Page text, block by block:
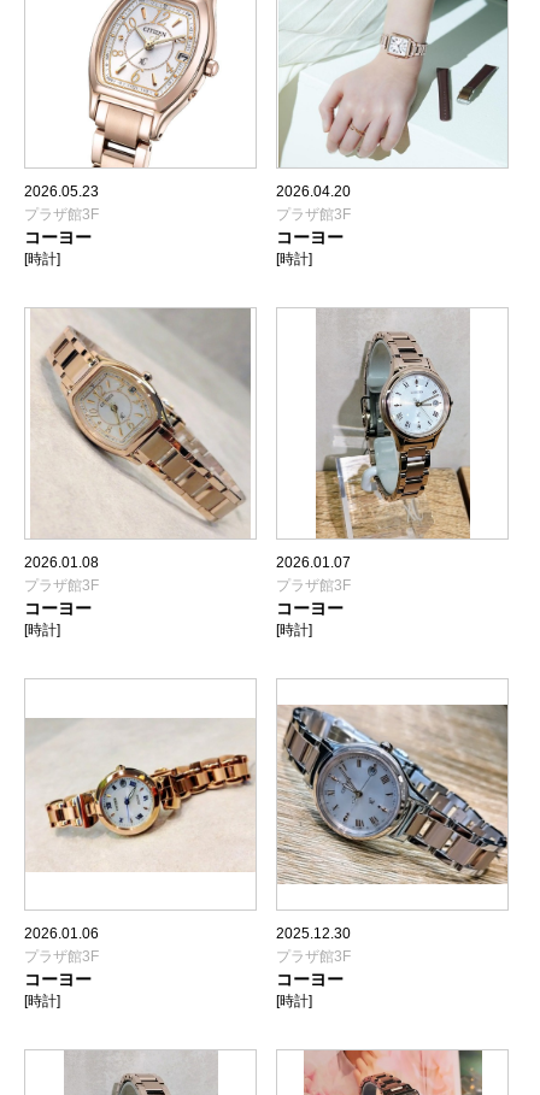
2026.05.23
プラザ館3F
コーヨー
[時計]
2026.04.20
プラザ館3F
コーヨー
[時計]
2026.01.08
プラザ館3F
コーヨー
[時計]
2026.01.07
プラザ館3F
コーヨー
[時計]
2026.01.06
プラザ館3F
コーヨー
[時計]
2025.12.30
プラザ館3F
コーヨー
[時計]